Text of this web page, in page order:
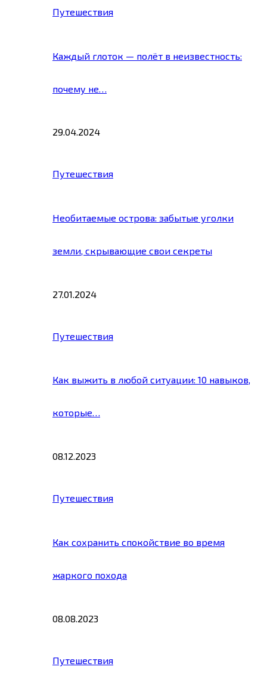
Путешествия
Каждый глоток — полёт в неизвестность:
почему не…
29.04.2024
Путешествия
Необитаемые острова: забытые уголки
земли, скрывающие свои секреты
27.01.2024
Путешествия
Как выжить в любой ситуации: 10 навыков,
которые…
08.12.2023
Путешествия
Как сохранить спокойствие во время
жаркого похода
08.08.2023
Путешествия